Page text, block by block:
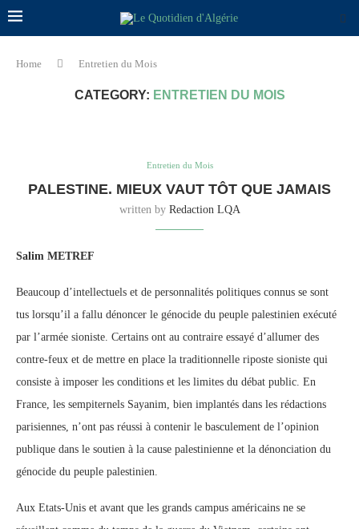
Home Entretien du Mois
CATEGORY: ENTRETIEN DU MOIS
Entretien du Mois
PALESTINE. MIEUX VAUT TÔT QUE JAMAIS
written by Redaction LQA
Salim METREF
Beaucoup d’intellectuels et de personnalités politiques connus se sont
tus lorsqu’il a fallu dénoncer le génocide du peuple palestinien exécuté
par l’armée sioniste. Certains ont au contraire essayé d’allumer des
contre-feux et de mettre en place la traditionnelle riposte sioniste qui
consiste à imposer les conditions et les limites du débat public. En
France, les sempiternels Sayanim, bien implantés dans les rédactions
parisiennes, n’ont pas réussi à contenir le basculement de l’opinion
publique dans le soutien à la cause palestinienne et la dénonciation du
génocide du peuple palestinien.
Aux Etats-Unis et avant que les grands campus américains ne se